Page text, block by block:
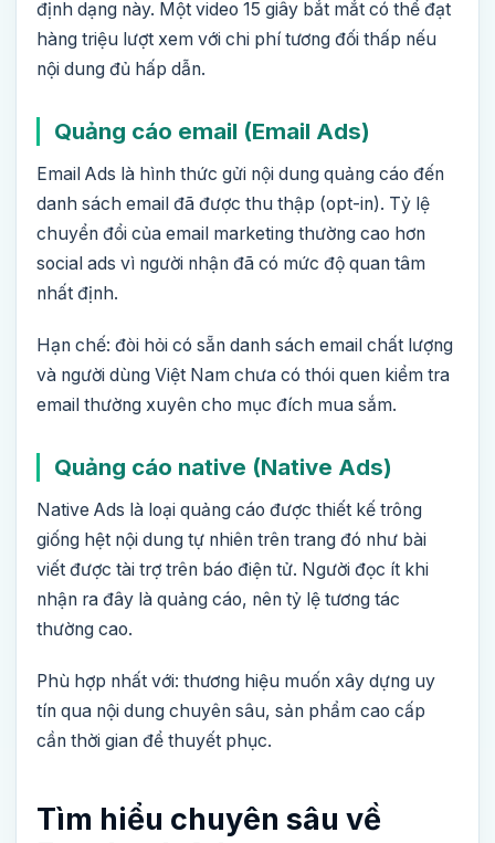
định dạng này. Một video 15 giây bắt mắt có thể đạt
hàng triệu lượt xem với chi phí tương đối thấp nếu
nội dung đủ hấp dẫn.
Quảng cáo email (Email Ads)
Email Ads là hình thức gửi nội dung quảng cáo đến
danh sách email đã được thu thập (opt-in). Tỷ lệ
chuyển đổi của email marketing thường cao hơn
social ads vì người nhận đã có mức độ quan tâm
nhất định.
Hạn chế: đòi hỏi có sẵn danh sách email chất lượng
và người dùng Việt Nam chưa có thói quen kiểm tra
email thường xuyên cho mục đích mua sắm.
Quảng cáo native (Native Ads)
Native Ads là loại quảng cáo được thiết kế trông
giống hệt nội dung tự nhiên trên trang đó như bài
viết được tài trợ trên báo điện tử. Người đọc ít khi
nhận ra đây là quảng cáo, nên tỷ lệ tương tác
thường cao.
Phù hợp nhất với: thương hiệu muốn xây dựng uy
tín qua nội dung chuyên sâu, sản phẩm cao cấp
cần thời gian để thuyết phục.
Tìm hiểu chuyên sâu về